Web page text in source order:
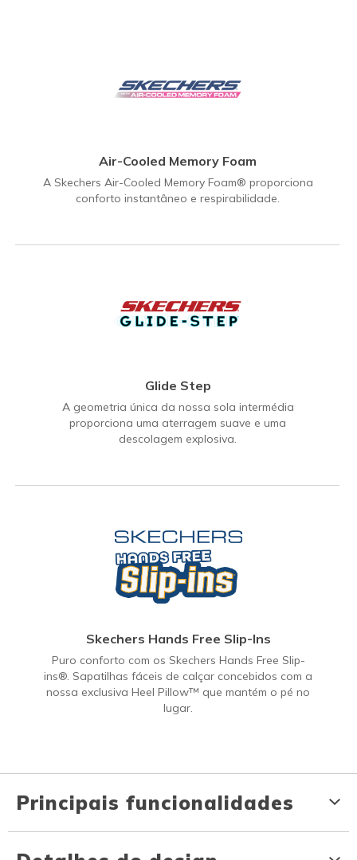
Air-Cooled Memory Foam
A Skechers Air-Cooled Memory Foam® proporciona
conforto instantâneo e respirabilidade.
Glide Step
A geometria única da nossa sola intermédia
proporciona uma aterragem suave e uma
descolagem explosiva.
Skechers Hands Free Slip-Ins
Puro conforto com os Skechers Hands Free Slip-
ins®. Sapatilhas fáceis de calçar concebidos com a
nossa exclusiva Heel Pillow™ que mantém o pé no
lugar.
Principais funcionalidades